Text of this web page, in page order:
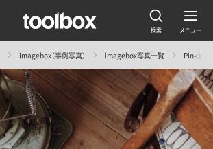
imagebox（事例写真） imagebox写真一覧 Pin-up_